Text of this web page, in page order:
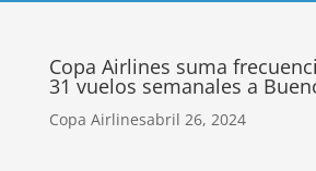
Copa Airlines suma
31 vuelos semanales a
Copa Airlinesabril 26, 2024